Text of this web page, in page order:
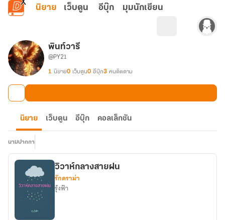
ข้ามไปยังเนื้อหาหลัก
นิยาย เว็บตูน อีบุ๊ก มุมนักเขียน
พินท์วารี
@PY21
1 นิยาย0 เว็บตูน0 อีบุ๊ก3 คนติดตาม
นิยาย เว็บตูน อีบุ๊ก คอลเล็กชัน
นามปากกา
วิวาห์กลางสายฝน
รักดราม่า
รุ้งฟ้า